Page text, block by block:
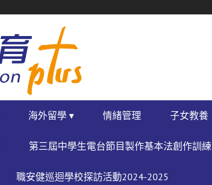
海外留學 ▾ 情緒管理 子女教養
第三屆中學生電台節目製作基本法創作訓練
職安健巡迴學校探訪活動2024-2025